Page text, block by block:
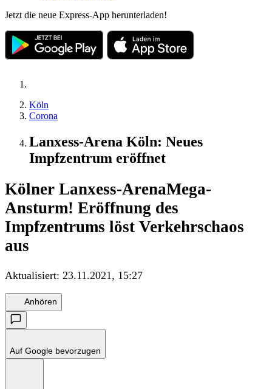
Jetzt die neue Express-App herunterladen!
Köln
Corona
Lanxess-Arena Köln: Neues
Impfzentrum eröffnet
Kölner Lanxess-ArenaMega-
Ansturm! Eröffnung des
Impfzentrums löst Verkehrschaos
aus
Aktualisiert: 23.11.2021, 15:27
Anhören
Auf Google bevorzugen